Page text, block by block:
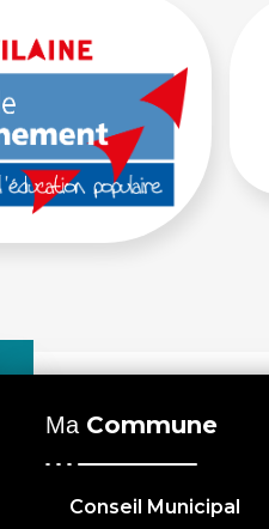
Ma Commune
Conseil Municipal